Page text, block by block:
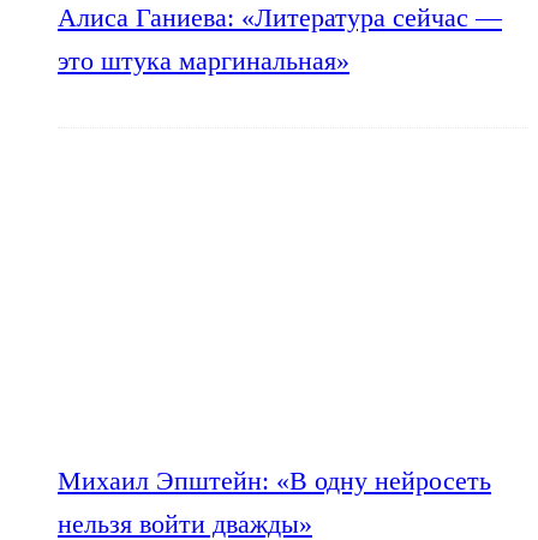
Алиса Ганиева: «Литература сейчас —
это штука маргинальная»
Михаил Эпштейн: «В одну нейросеть
нельзя войти дважды»